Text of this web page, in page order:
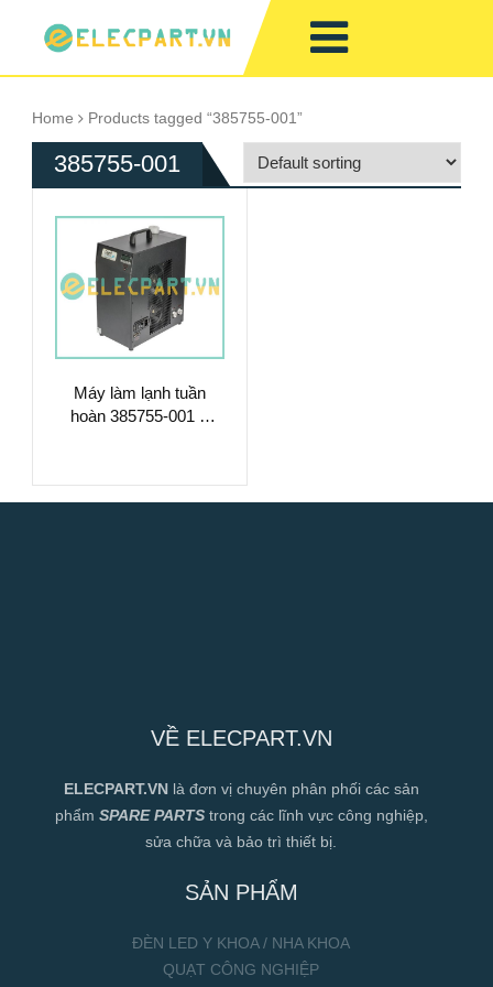
Home Products tagged “385755-001”
385755-001
Máy làm lạnh tuần
hoàn 385755-001 –
VỀ ELECPART.VN
ELECPART.VN là đơn vị chuyên phân phối các sản
phẩm SPARE PARTStrong các lĩnh vực công nghiệp,
sửa chữa và bảo trì thiết bị.
SẢN PHẨM
ĐÈN LED Y KHOA / NHA KHOA
QUẠT CÔNG NGHIỆP